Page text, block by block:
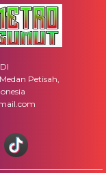
Petisah,